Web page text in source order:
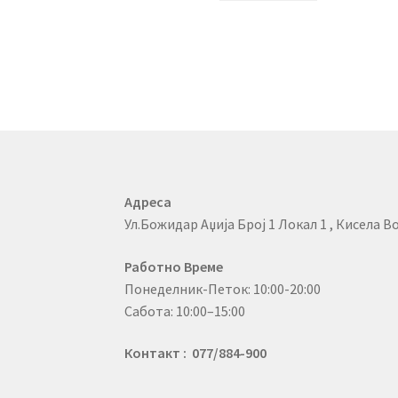
Адреса
Ул.Божидар Аџија Број 1 Локал 1 , Кисела
Работно Време
Понеделник-Петок: 10:00-20:00
Сабота: 10:00–15:00
Контакт : 077/884-900